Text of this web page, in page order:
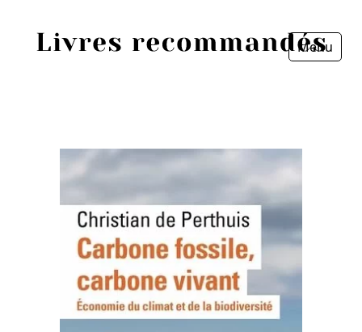
Menu
Sources
Personnes
Livres les plus recommandés
Fermer